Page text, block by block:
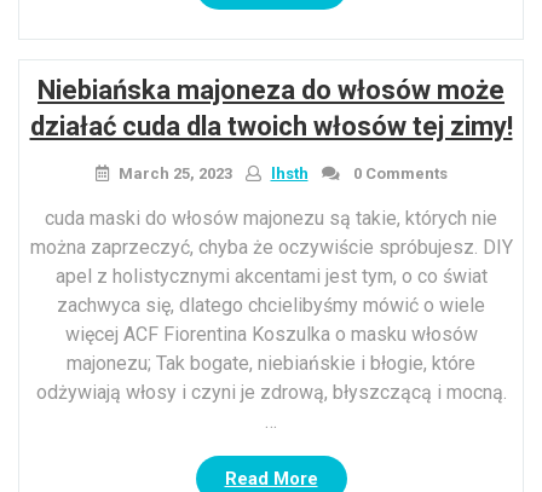
Jak
dowiedzieć
się,
które
buty
pasują,
z
okazji”
Niebiańska majoneza do włosów może
działać cuda dla twoich włosów tej zimy!
March 25, 2023 lhsth 0 Comments
cuda maski do włosów majonezu są takie, których nie
można zaprzeczyć, chyba że oczywiście spróbujesz. DIY
apel z holistycznymi akcentami jest tym, o co świat
zachwyca się, dlatego chcielibyśmy mówić o wiele
więcej ACF Fiorentina Koszulka o masku włosów
majonezu; Tak bogate, niebiańskie i błogie, które
odżywiają włosy i czyni je zdrową, błyszczącą i mocną.
…
Read More“Niebiańska